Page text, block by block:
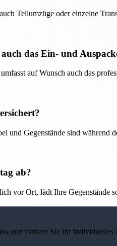
Teilumzüge oder einzelne
das Ein- und
auf Wunsch auch das
und Gegenstände sind während
ab?
vor Ort, lädt Ihre Gegenstände
und fordern Sie Ihr